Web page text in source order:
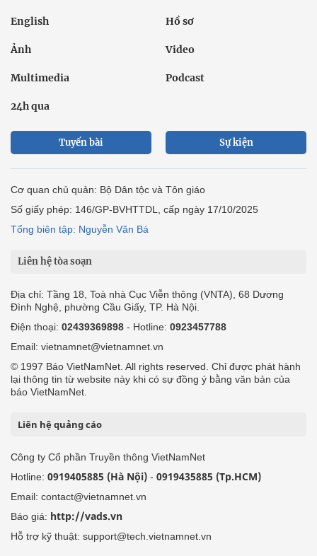
English Hồ sơ
Ảnh Video
Multimedia Podcast
24h qua
Tuyến bài Sự kiện
Cơ quan chủ quản: Bộ Dân tộc và Tôn giáo
Số giấy phép: 146/GP-BVHTTDL, cấp ngày 17/10/2025
Tổng biên tập: Nguyễn Văn Bá
Liên hệ tòa soạn
Địa chỉ: Tầng 18, Toà nhà Cục Viễn thông (VNTA), 68 Dương
Đình Nghệ, phường Cầu Giấy, TP. Hà Nội.
Điện thoại: 02439369898 - Hotline: 0923457788
Email: vietnamnet@vietnamnet.vn
© 1997 Báo VietNamNet. All rights reserved. Chỉ được phát hành
lại thông tin từ website này khi có sự đồng ý bằng văn bản của
báo VietNamNet.
Liên hệ quảng cáo
Công ty Cổ phần Truyền thông VietNamNet
Hotline: 0919405885 (Hà Nội) - 0919435885 (Tp.HCM)
Email: contact@vietnamnet.vn
Báo giá: http://vads.vn
Hỗ trợ kỹ thuật: support@tech.vietnamnet.vn